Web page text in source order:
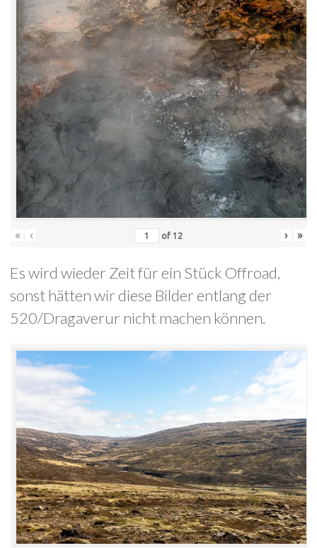
« ‹ of 12 › »
Es wird wieder Zeit für ein Stück Offroad,
sonst hätten wir diese Bilder entlang der
520/Dragaverur nicht machen können.